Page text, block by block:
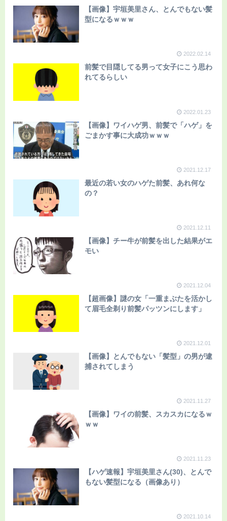
【画像】宇垣美里さん、とんでもない髪
型になるｗｗｗ
2022.02.14
前髪で目隠してる男って女子にこう思わ
れてるらしい
2022.01.23
【画像】ワイハゲ男、前髪で「ハゲ」を
ごまかす事に大成功ｗｗｗ
2021.12.17
最近の若い女のハゲた前髪、あれ何な
の？
2021.12.11
【画像】チー牛が前髪を出した結果がエ
モい
2021.12.04
【超画像】謎の女「一重まぶたを活かし
て眉毛全剃り前髪パッツンにします」
2021.12.01
【画像】とんでもない「髪型」の男が逮
捕されてしまう
2021.11.27
【画像】ワイの前髪、スカスカになるｗ
ｗｗ
2021.11.23
【ハゲ速報】宇垣美里さん(30)、とんで
もない髪型になる（画像あり）
2021.10.14